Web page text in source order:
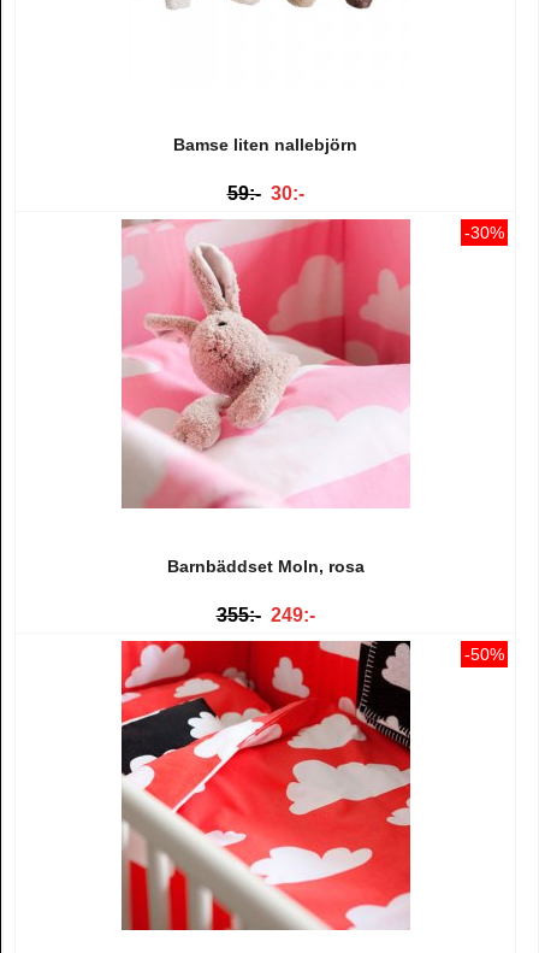
Bamse liten nallebjörn
59:- 30:-
-30%
Barnbäddset Moln, rosa
355:- 249:-
-50%